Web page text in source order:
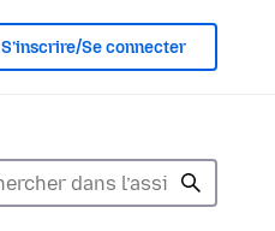
S’inscrire/Se connecter